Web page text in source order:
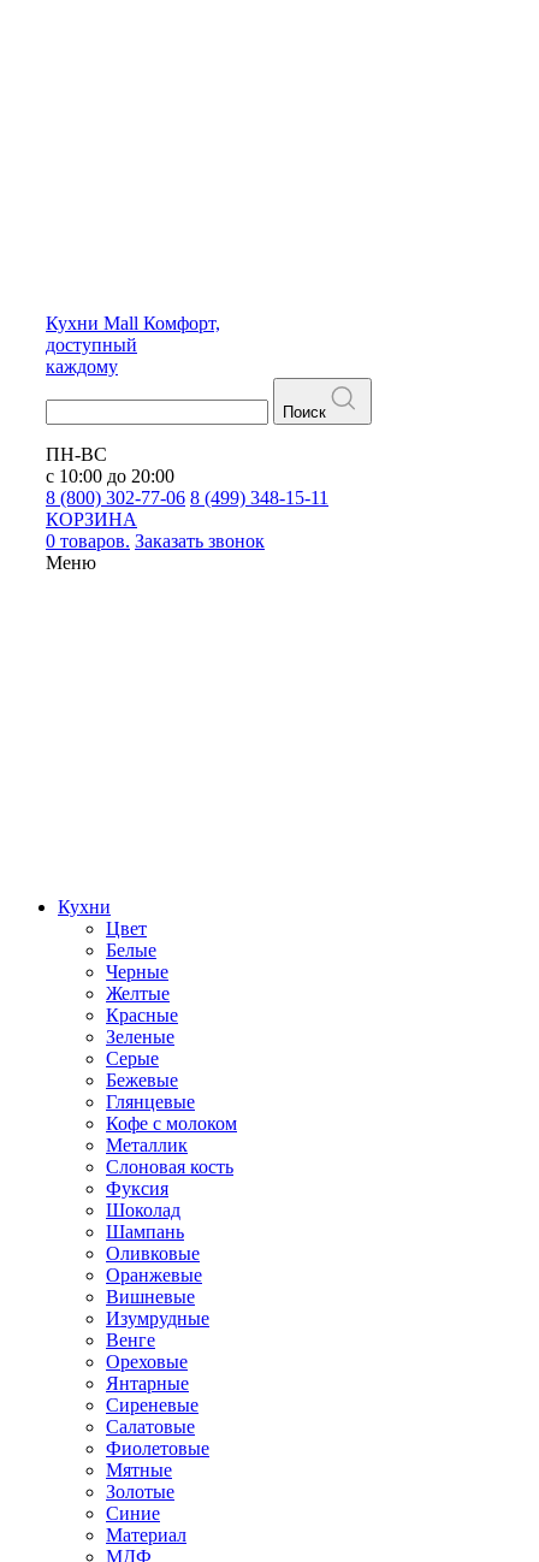
Кухни Mall Комфорт,
доступный
каждому
Поиск
ПН-ВС
с 10:00 до 20:00
8 (800) 302-77-06 8 (499) 348-15-11
КОРЗИНА
0 товаров. Заказать звонок
Меню
Кухни
Цвет
Белые
Черные
Желтые
Красные
Зеленые
Серые
Бежевые
Глянцевые
Кофе с молоком
Металлик
Слоновая кость
Фуксия
Шоколад
Шампань
Оливковые
Оранжевые
Вишневые
Изумрудные
Венге
Ореховые
Янтарные
Сиреневые
Салатовые
Фиолетовые
Мятные
Золотые
Синие
Материал
МДФ